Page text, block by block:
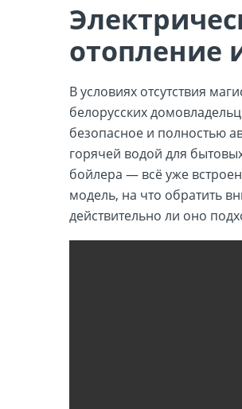
отопление
В условиях отсутствия
белорусских
безопасное и полностью
горячей водой для
бойлера — всё уже
модель, на что обратить
действительно ли оно